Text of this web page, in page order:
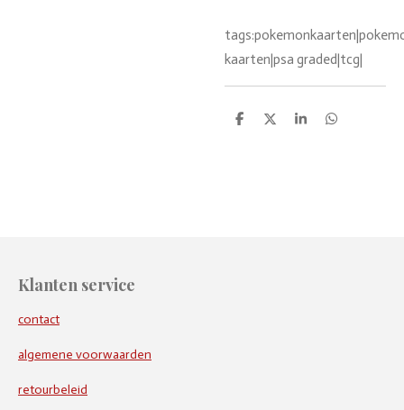
kaarten|psa graded|tcg|
D
D
S
D
Klanten service
contact
algemene voorwaarden
retourbeleid